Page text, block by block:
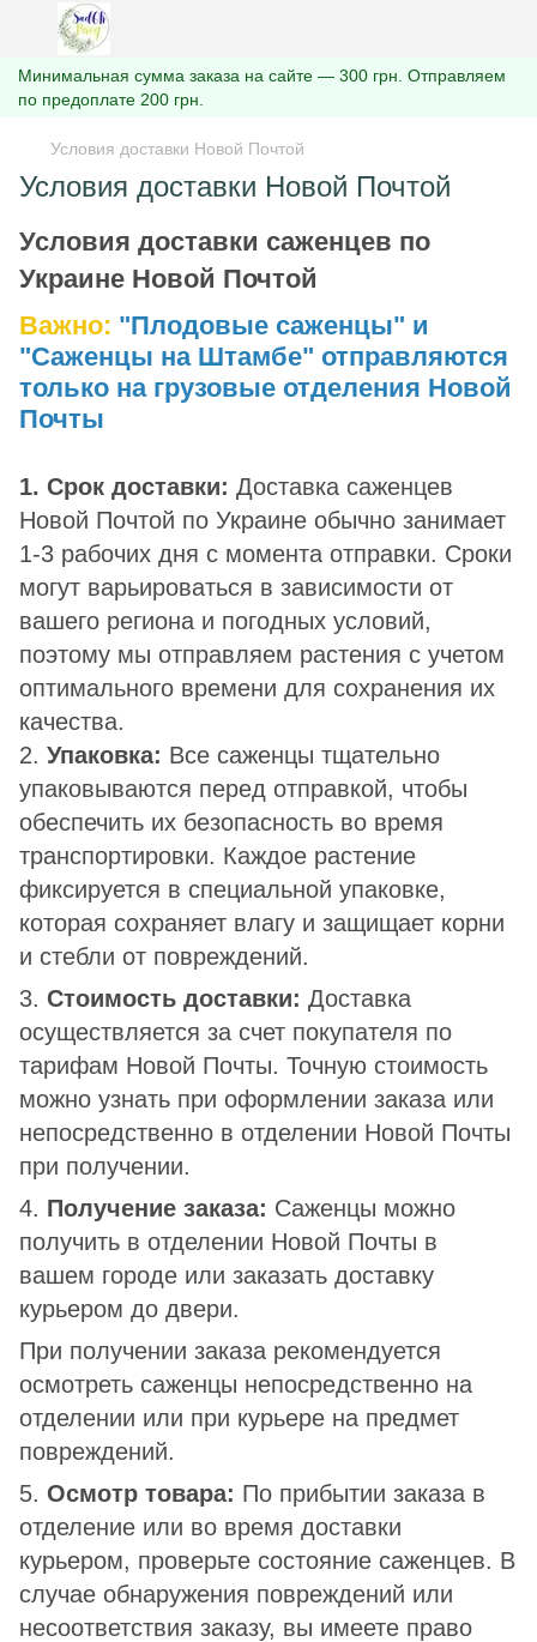
Минимальная сумма заказа на сайте — 300 грн. Отправляем
по предоплате 200 грн.
Условия доставки Новой Почтой
Условия доставки Новой Почтой
Условия доставки саженцев по
Украине Новой Почтой
Важно: "Плодовые саженцы" и
"Саженцы на Штамбе" отправляются
только на грузовые отделения Новой
Почты
1. Срок доставки: Доставка саженцев
Новой Почтой по Украине обычно занимает
1-3 рабочих дня с момента отправки. Сроки
могут варьироваться в зависимости от
вашего региона и погодных условий,
поэтому мы отправляем растения с учетом
оптимального времени для сохранения их
качества.
2. Упаковка: Все саженцы тщательно
упаковываются перед отправкой, чтобы
обеспечить их безопасность во время
транспортировки. Каждое растение
фиксируется в специальной упаковке,
которая сохраняет влагу и защищает корни
и стебли от повреждений.
3. Стоимость доставки: Доставка
осуществляется за счет покупателя по
тарифам Новой Почты. Точную стоимость
можно узнать при оформлении заказа или
непосредственно в отделении Новой Почты
при получении.
4. Получение заказа: Саженцы можно
получить в отделении Новой Почты в
вашем городе или заказать доставку
курьером до двери.
При получении заказа рекомендуется
осмотреть саженцы непосредственно на
отделении или при курьере на предмет
повреждений.
5. Осмотр товара: По прибытии заказа в
отделение или во время доставки
курьером, проверьте состояние саженцев. В
случае обнаружения повреждений или
несоответствия заказу, вы имеете право